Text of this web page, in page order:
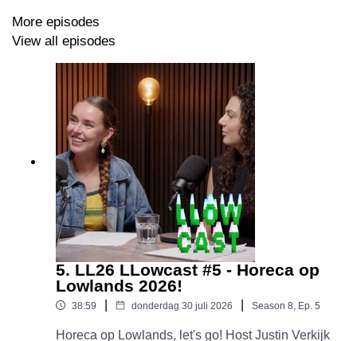
More episodes
View all episodes
5. LL26 LLowcast #5 - Horeca op
Lowlands 2026!
38:59 donderdag 30 juli 2026 Season 8 Ep. 5
Horeca op Lowlands, let's go! Host Justin Verkijk